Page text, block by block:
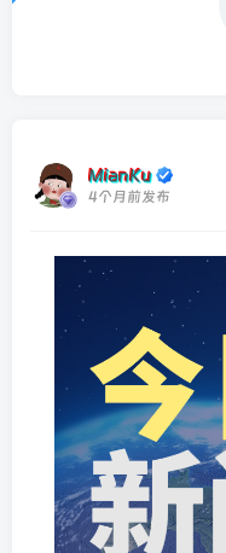
MianKu
4个月前发布